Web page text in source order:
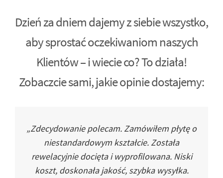
Dzień za dniem dajemy z siebie wszystko,
aby sprostać oczekiwaniom naszych
Klientów – i wiecie co? To działa!
Zobaczcie sami, jakie opinie dostajemy:
„Zdecydowanie polecam. Zamówiłem płytę o
niestandardowym kształcie. Została
rewelacyjnie docięta i wyprofilowana. Niski
koszt, doskonała jakość, szybka wysyłka.